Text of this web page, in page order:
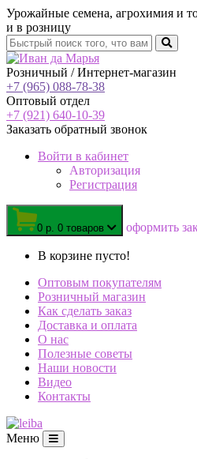
Урожайные семена, агрохимия и
и в розницу
Розничный / Интернет-магазин
+7 (965) 088-78-38
Оптовый отдел
+7 (921) 640-10-39
Заказать обратный звонок
Войти в кабинет
Авторизация
Регистрация
0 р. 0 товаров oформить
В корзине пусто!
Оптовым покупателям
Розничный магазин
Как сделать заказ
Доставка и оплата
О нас
Полезные советы
Наши новости
Видео
Контакты
Меню